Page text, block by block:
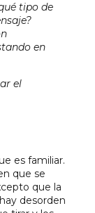
tipo de
en
el
es familiar.
que se
que la
desorden